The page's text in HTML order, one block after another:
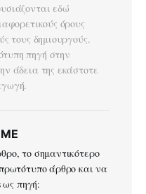
εδώ
όρους
τους δημιουργούς.
πηγή στην
άδεια της εκάστοτε
το σημαντικότερο
άρθρο και να
ως πηγή: